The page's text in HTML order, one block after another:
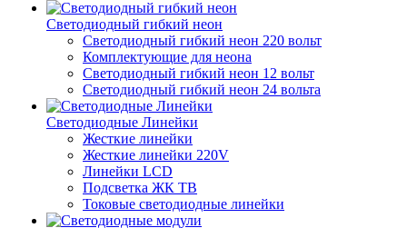
Светодиодный гибкий неон
Светодиодный гибкий неон 220 вольт
Комплектующие для неона
Светодиодный гибкий неон 12 вольт
Светодиодный гибкий неон 24 вольта
Светодиодные Линейки
Жесткие линейки
Жесткие линейки 220V
Линейки LCD
Подсветка ЖК ТВ
Токовые светодиодные линейки